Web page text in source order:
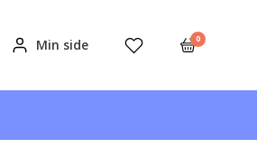
Min side 0